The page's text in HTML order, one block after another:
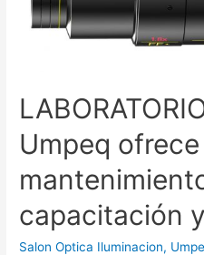
Umpeq
capacitación
Salon Optica Iluminacion,